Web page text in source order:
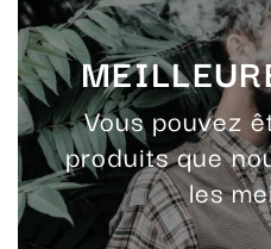
Vous pouvez
produits que
les